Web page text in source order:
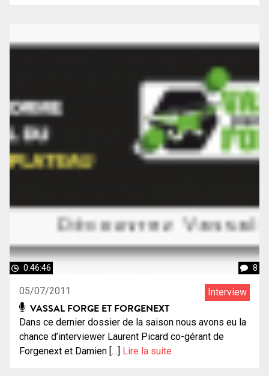
0:46:46 8
05/07/2011 Interview
VASSAL FORGE ET FORGENEXT
Dans ce dernier dossier de la saison nous avons eu la
chance d’interviewer Laurent Picard co-gérant de
Forgenext et Damien […] Lire la suite